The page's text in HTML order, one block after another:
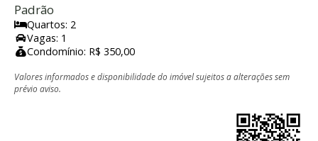
Padrão
Quartos: 2
Vagas: 1
Condomínio: R$ 350,00
Valores informados e disponibilidade do imóvel sujeitos a alterações sem
prévio aviso.